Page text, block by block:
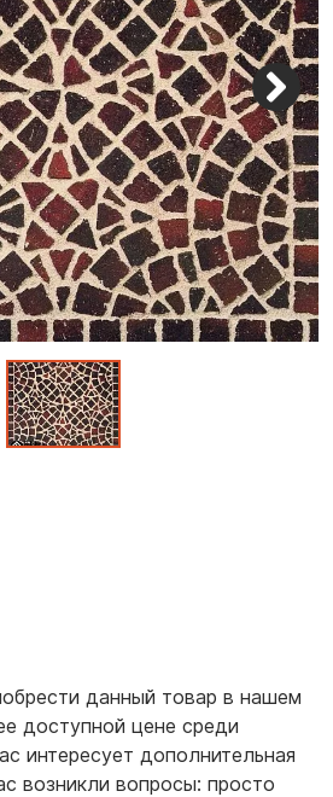
данный товар в нашем
доступной цене среди
интересует дополнительная
возникли вопросы: просто